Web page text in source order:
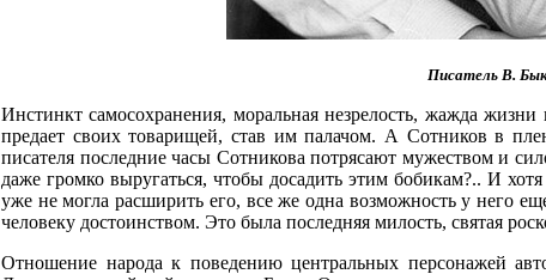
Писатель В.
Инстинкт самосохранения, моральная незрелость, жажда
предает своих товарищей, став им палачом. А Сотников в
писателя последние часы Сотникова потрясают мужеством и
даже громко выругаться, чтобы досадить этим бобикам?.. И
уже не могла расширить его, все же одна возможность у него
человеку достоинством. Это была последняя милость, святая
Отношение народа к поведению центральных персонажей